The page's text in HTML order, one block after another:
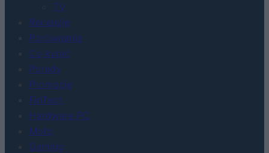
TV
Recenzje
Porównania
Co kupić
Porady
Promocje
FinTech
Hardware PC
Moto
Gaming